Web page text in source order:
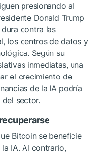
presionando al
Donald Trump
contra las
los centros de datos y
Según su
inmediatas, una
el crecimiento de
de la IA podría
del sector.
Bitcoin se beneficie
IA. Al contrario,